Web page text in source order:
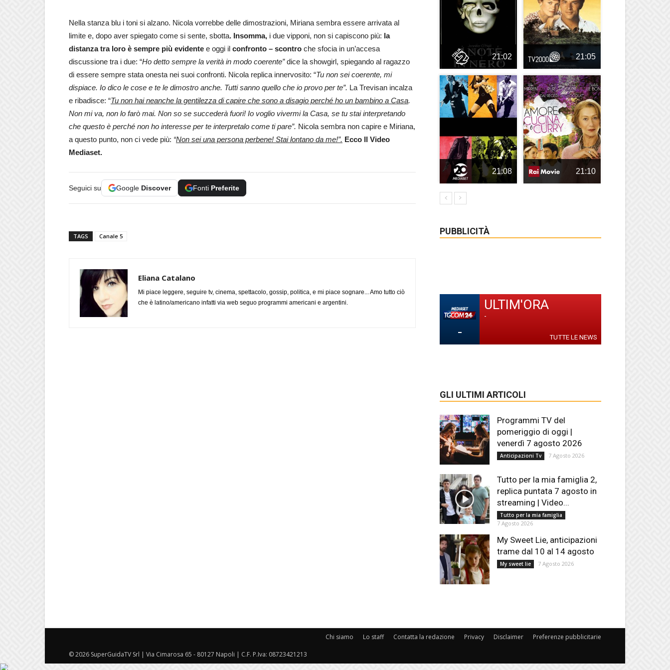
Nella stanza blu i toni si alzano. Nicola vorrebbe delle dimostrazioni, Miriana sembra essere arrivata al
limite e, dopo aver spiegato come si sente, sbotta. Insomma, i due vipponi, non si capiscono più: la
distanza tra loro è sempre più evidente e oggi il confronto – scontro che sfocia in un’accesa
discussione tra i due: “Ho detto sempre la verità in modo coerente”dice la showgirl, spiegando al ragazzo
di essere sempre stata onesta nei suoi confronti. Nicola replica innervosito: “Tu non sei coerente, mi
dispiace. Io dico le cose e te le dimostro anche. Tutti sanno quello che io provo per te”. La Trevisan incalza
e ribadisce: “Tu non hai neanche la gentilezza di capire che sono a disagio perché ho un bambino a Casa.
Non mi va, non lo farò mai. Non so se succederà fuori! Io voglio vivermi la Casa, se tu stai interpretando
che questo è perché non ho interesse per te interpretalo come ti pare”. Nicola sembra non capire e Miriana,
a questo punto, non ci vede più: “Non sei una persona perbene! Stai lontano da me!”. Ecco Il Video
Mediaset.
Seguici su Google Discover Fonti Preferite
TAGS Canale 5
Eliana Catalano
Mi piace leggere, seguire tv, cinema, spettacolo, gossip, politica, e mi piace sognare... Amo tutto ciò
che è latino/americano infatti via web seguo programmi americani e argentini.
21:02 21:05
21:08 21:10
PUBBLICITÀ
-
ULTIM'ORA
-
TUTTE LE NEWS
GLI ULTIMI ARTICOLI
Programmi TV del
pomeriggio di oggi |
venerdì 7 agosto 2026
Anticipazioni Tv 7 Agosto 2026
Tutto per la mia famiglia 2,
replica puntata 7 agosto in
streaming | Video...
Tutto per la mia famiglia
7 Agosto 2026
My Sweet Lie, anticipazioni
trame dal 10 al 14 agosto
My sweet lie 7 Agosto 2026
Chi siamo Lo staff Contatta la redazione Privacy Disclaimer Preferenze pubblicitarie
© 2026 SuperGuidaTV Srl | Via Cimarosa 65 - 80127 Napoli | C.F. P.Iva: 08723421213